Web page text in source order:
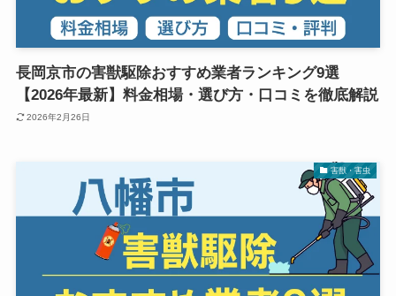
長岡京市の害獣駆除おすすめ業者ランキング9選
【2026年最新】料金相場・選び方・口コミを徹底解説
2026年2月26日
害獣・害虫